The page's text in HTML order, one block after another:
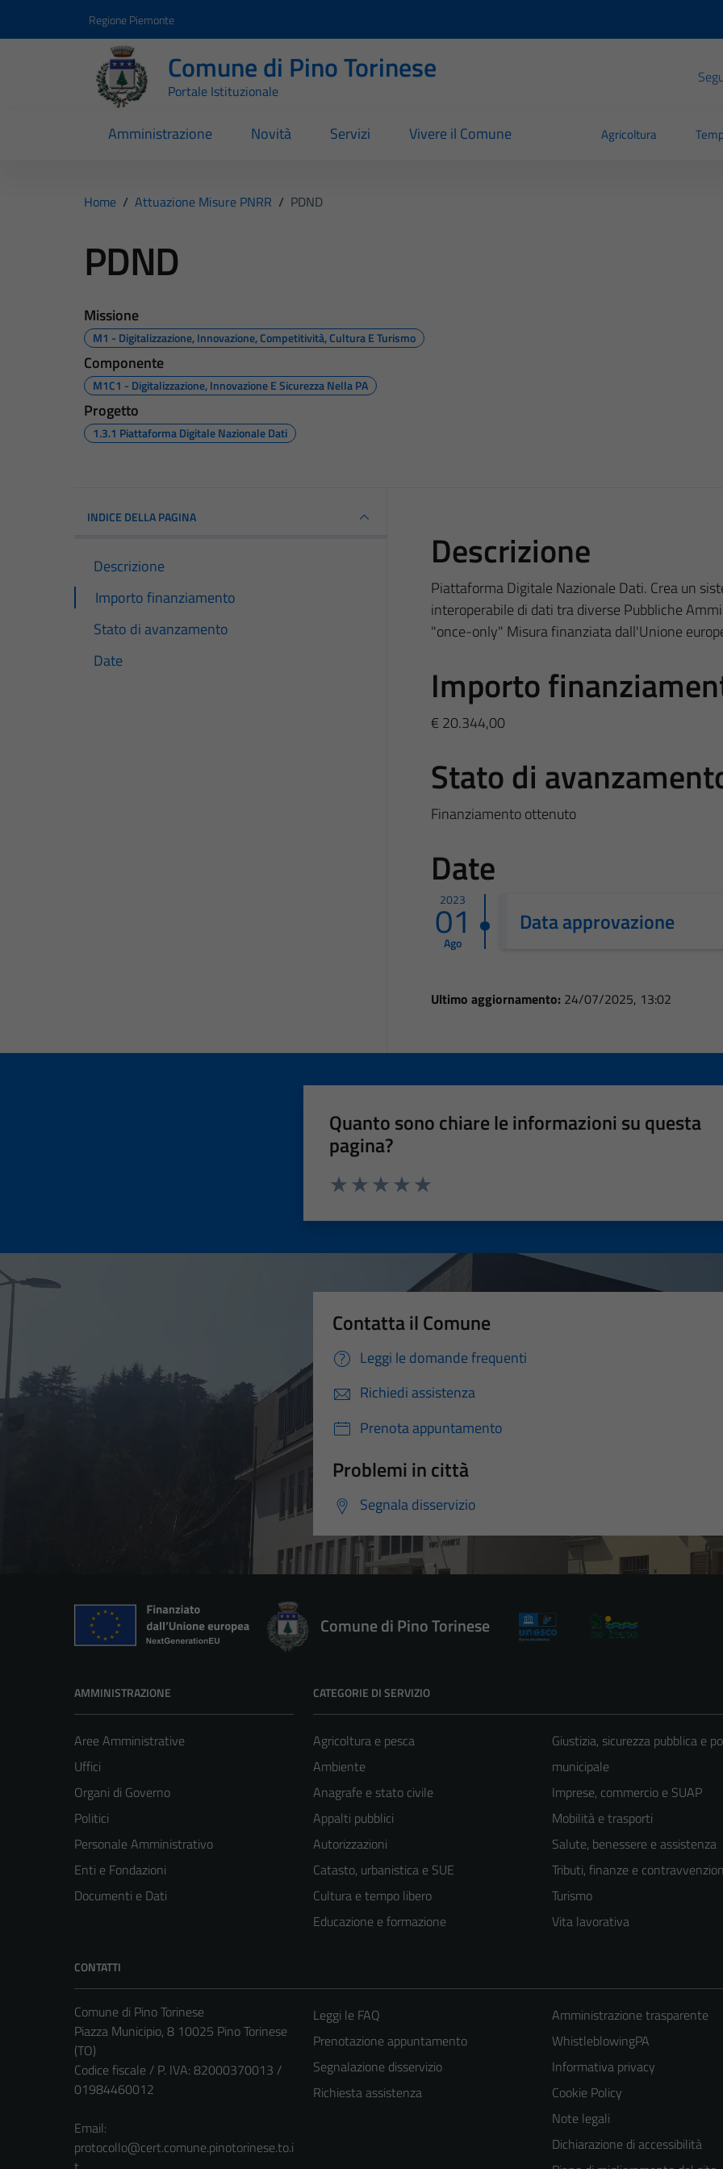
Regione Piemonte
Comune di Pino Torinese
Portale Istituzionale
Amministrazione Novità Servizi Vivere il Comune Agricoltura
Home / Attuazione Misure PNRR / PDND
PDND
Missione
M1 - Digitalizzazione, Innovazione, Competitività, Cultura E Turismo
Componente
M1C1 - Digitalizzazione, Innovazione E Sicurezza Nella PA
Progetto
1.3.1 Piattaforma Digitale Nazionale Dati
INDICE DELLA PAGINA
Descrizione
Importo finanziamento
Stato di avanzamento
Date
Descrizione
Piattaforma Digitale Nazionale Dati. Crea un
interoperabile di dati tra diverse Pubbliche
"once-only" Misura finanziata dall'Unione
Importo
€ 20.344,00
Stato di
Finanziamento ottenuto
Date
2023
01
Ago
Data approvazione
Ultimo aggiornamento: 24/07/2025, 13:02
Quanto sono chiare le informazioni su questa
pagina?
Contatta il Comune
Leggi le domande frequenti
Richiedi assistenza
Prenota appuntamento
Problemi in città
Segnala disservizio
Comune di Pino Torinese
AMMINISTRAZIONE
Aree Amministrative
Uffici
Organi di Governo
Politici
Personale Amministrativo
Enti e Fondazioni
Documenti e Dati
CATEGORIE DI SERVIZIO
Agricoltura e pesca
Ambiente
Anagrafe e stato civile
Appalti pubblici
Autorizzazioni
Catasto, urbanistica e SUE
Cultura e tempo libero
Educazione e formazione
Giustizia, sicurezza pubblica e
municipale
Imprese, commercio e SUAP
Mobilità e trasporti
Salute, benessere e assistenza
Tributi, finanze e
Turismo
Vita lavorativa
CONTATTI
Comune di Pino Torinese
Piazza Municipio, 8 10025 Pino Torinese
(TO)
Codice fiscale / P. IVA: 82000370013 /
01984460012
Email:
protocollo@cert.comune.pinotorinese.to.i
Leggi le FAQ
Prenotazione appuntamento
Segnalazione disservizio
Richiesta assistenza
Amministrazione trasparente
WhistleblowingPA
Informativa privacy
Cookie Policy
Note legali
Dichiarazione di accessibilità